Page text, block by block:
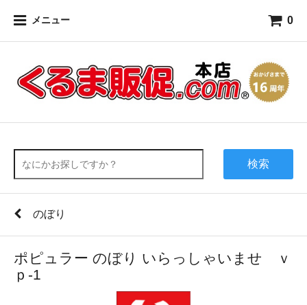
メニュー 0
検索
のぼり
ポピュラー のぼり いらっしゃいませ ｖ
ｐ-1